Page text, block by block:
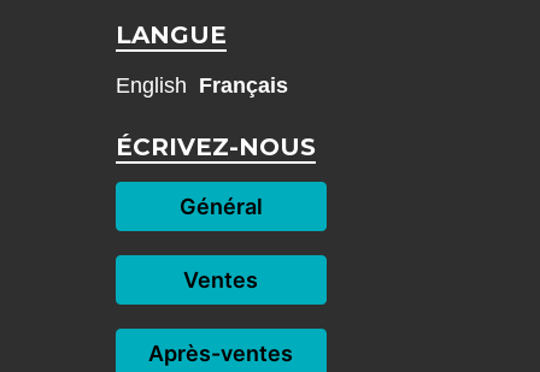
LANGUE
English Français
ÉCRIVEZ-NOUS
Général
Ventes
Après-ventes